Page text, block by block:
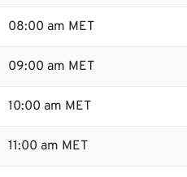
08:00 am MET
09:00 am MET
10:00 am MET
11:00 am MET